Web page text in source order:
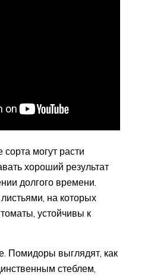
могут расти
хороший результат
долгого времени.
на которых
устойчивы к
Помидоры выглядят, как
стеблем,